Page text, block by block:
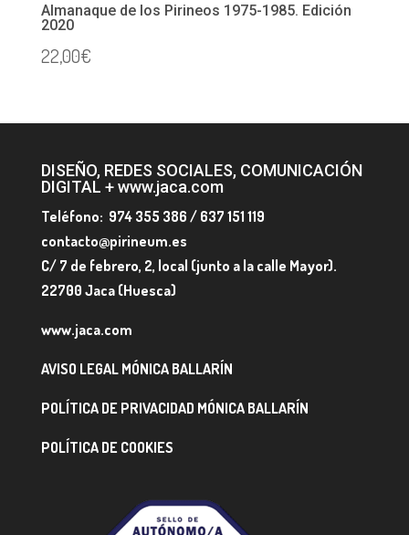
Almanaque de los Pirineos 1975-1985. Edición
2020
22,00€
DISEÑO, REDES SOCIALES, COMUNICACIÓN
DIGITAL + www.jaca.com
Teléfono: 974 355 386 / 637 151 119
contacto@pirineum.es
C/ 7 de febrero, 2, local (junto a la calle Mayor).
22700 Jaca (Huesca)
www.jaca.com
AVISO LEGAL MÓNICA BALLARÍN
POLÍTICA DE PRIVACIDAD MÓNICA BALLARÍN
POLÍTICA DE COOKIES